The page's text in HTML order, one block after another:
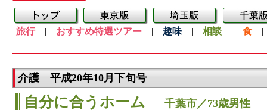
旅行| おすすめ特選ツアー | 趣味 | 相談 | 食
介護 平成20年10月下旬号
自分に合うホーム 千葉市／73歳男性